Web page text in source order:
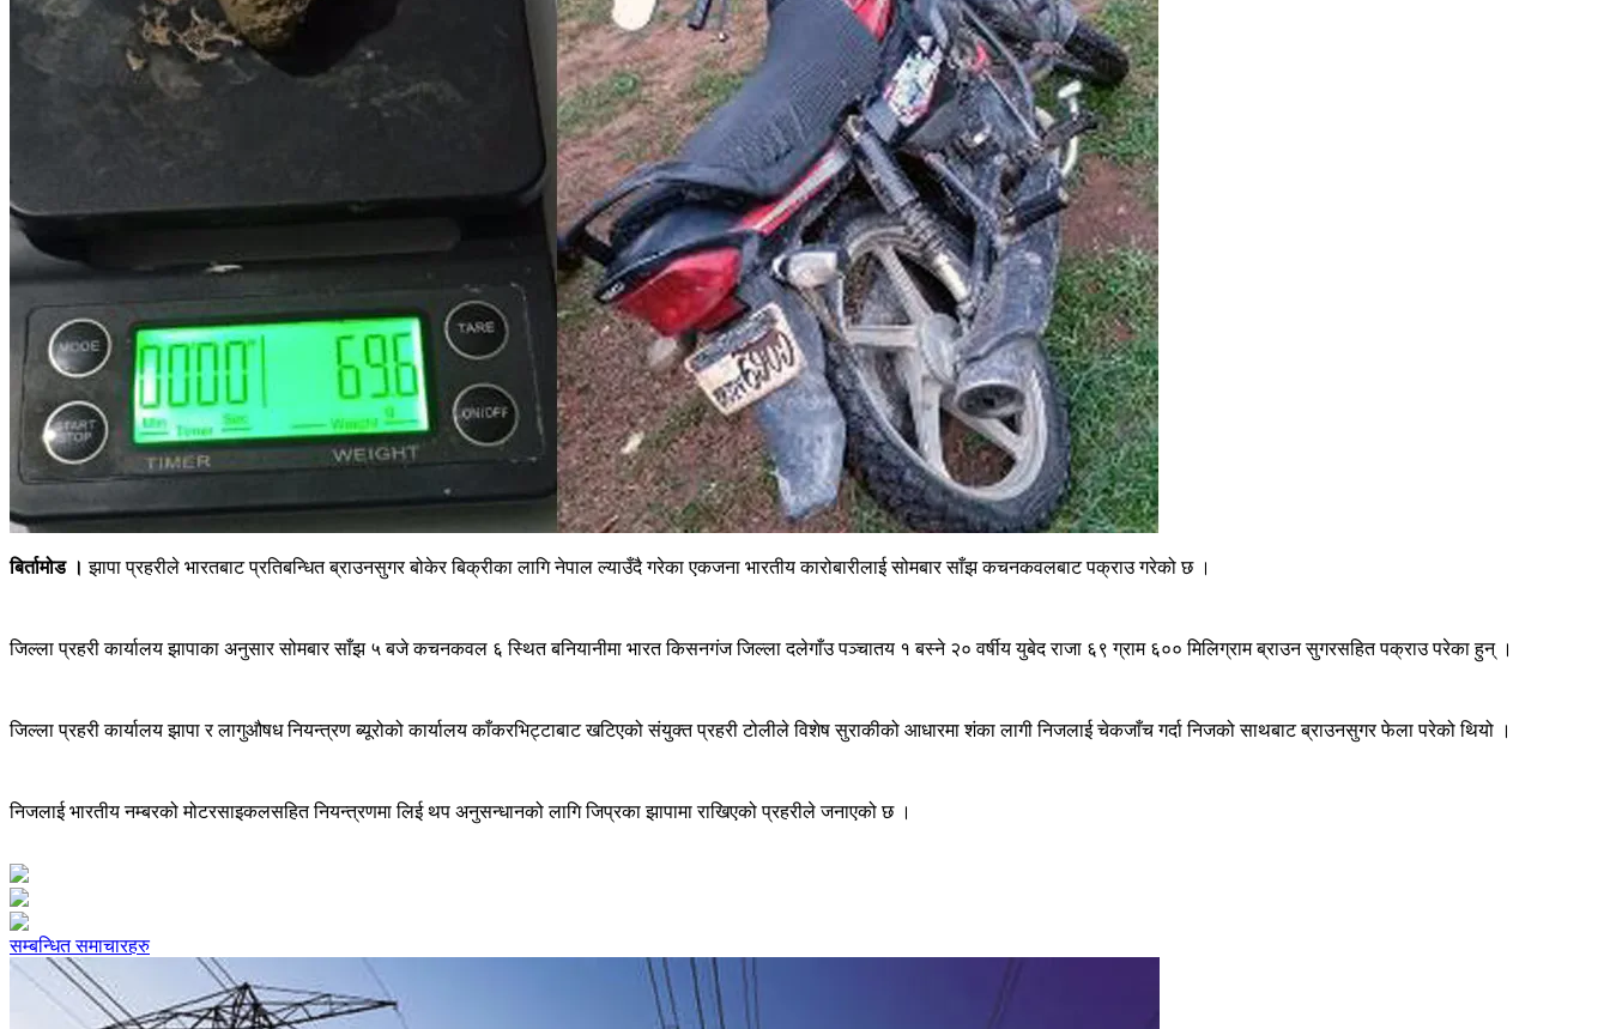
बिर्तामोड । झापा प्रहरीले भारतबाट प्रतिबन्धित ब्राउनसुगर बोकेर बिक्रीका लागि नेपाल ल्याउँदै गरेका एकजना भारतीय कारोबारीलाई सोमबार साँझ कचनकवलबाट पक्राउ गरेको छ ।
जिल्ला प्रहरी कार्यालय झापाका अनुसार सोमबार साँझ ५ बजे कचनकवल ६ स्थित बनियानीमा भारत किसनगंज जिल्ला दलेगाँउ पञ्चातय १ बस्ने २० वर्षीय युबेद राजा ६९ ग्राम ६०० मिलिग्राम ब्राउन सुगरसहित पक्राउ परेका हुन् ।
जिल्ला प्रहरी कार्यालय झापा र लागुऔषध नियन्त्रण ब्यूरोको कार्यालय काँकरभिट्टाबाट खटिएको संयुक्त प्रहरी टोलीले विशेष सुराकीको आधारमा शंका लागी निजलाई चेकजाँच गर्दा निजको साथबाट ब्राउनसुगर फेला परेको थियो ।
निजलाई भारतीय नम्बरको मोटरसाइकलसहित नियन्त्रणमा लिई थप अनुसन्धानको लागि जिप्रका झापामा राखिएको प्रहरीले जनाएको छ ।
सम्बन्धित समाचारहरु